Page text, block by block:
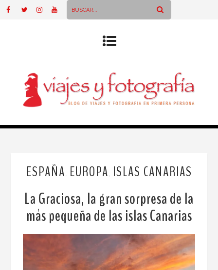
ESPAÑA EUROPA ISLAS CANARIAS
La Graciosa, la gran sorpresa de la
más pequeña de las islas Canarias